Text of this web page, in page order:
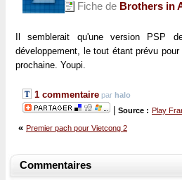
Fiche de Brothers in
Il semblerait qu'une version PSP
développement, le tout étant prévu
prochaine. Youpi.
1 commentaire par halo
Source : Play
« Premier pach pour Vietcong 2
Commentaires